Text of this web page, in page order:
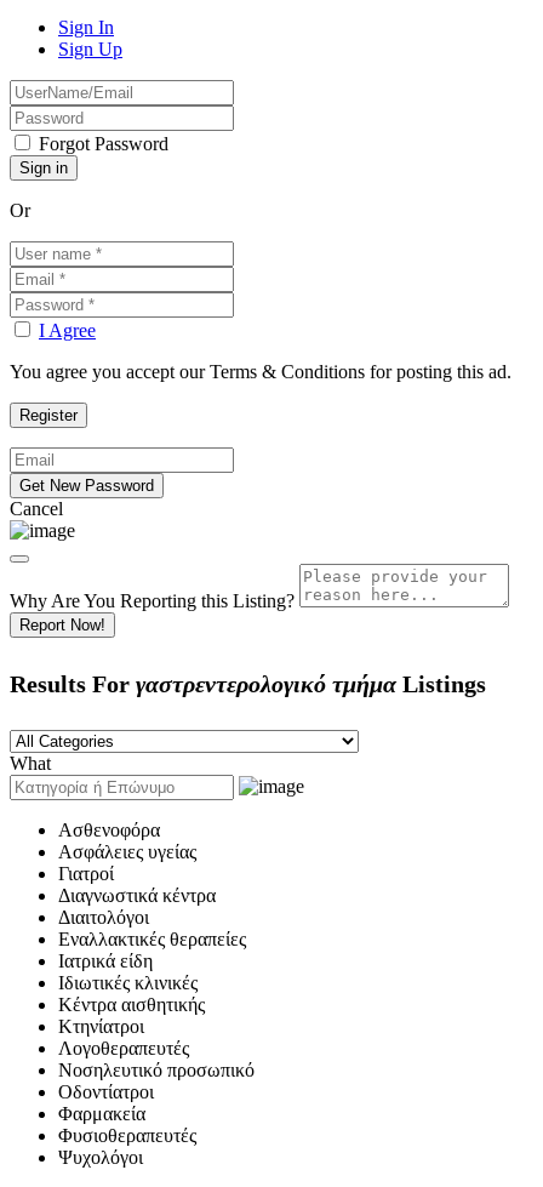
Sign In
Sign Up
Forgot Password
Or
I Agree
You agree you accept our Terms & Conditions for posting this ad.
Cancel
Why Are You Reporting this Listing?
Report Now!
Results For γαστρεντερολογικό τμήμαListings
What
Ασθενοφόρα
Ασφάλειες υγείας
Γιατροί
Διαγνωστικά κέντρα
Διαιτολόγοι
Εναλλακτικές θεραπείες
Ιατρικά είδη
Ιδιωτικές κλινικές
Κέντρα αισθητικής
Κτηνίατροι
Λογοθεραπευτές
Νοσηλευτικό προσωπικό
Οδοντίατροι
Φαρμακεία
Φυσιοθεραπευτές
Ψυχολόγοι